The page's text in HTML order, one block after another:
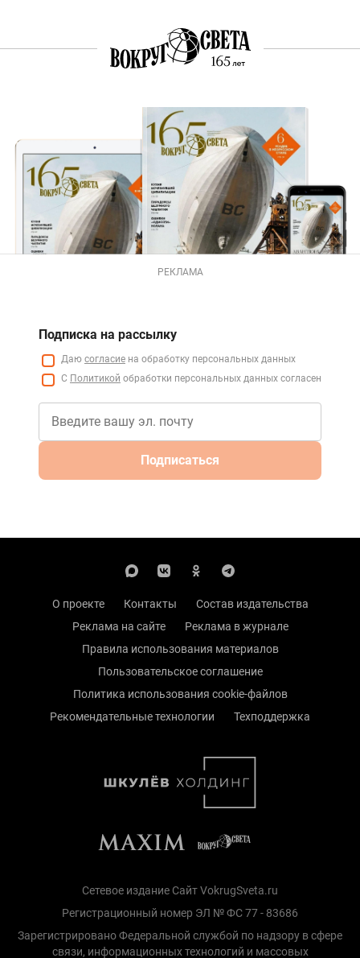
РЕКЛАМА
Подписка на рассылку
Даю согласие на обработку персональных данных
С Политикой обработки персональных данных согласен
Подписаться
О проекте Контакты
Состав издательства
Реклама на сайте
Реклама в журнале
Правила использования материалов
Пользовательское соглашение
Политика использования cookie-файлов
Рекомендательные технологии
Техподдержка
Сетевое издание Сайт VokrugSveta.ru
Регистрационный номер ЭЛ № ФС 77 - 83686
Зарегистрировано Федеральной службой по надзору в сфере
связи, информационных технологий и массовых